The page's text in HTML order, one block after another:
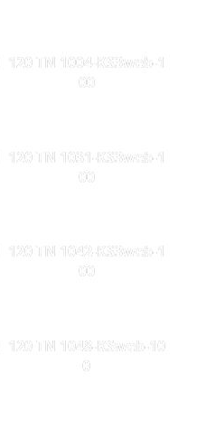
120 TN 1004-KS3web-1
00
120 TN 1031-KS3web-1
00
120 TN 1042-KS3web-1
00
120 TN 1048-KSweb-10
0